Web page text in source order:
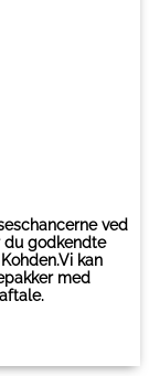
ved
du godkendte
kan
med